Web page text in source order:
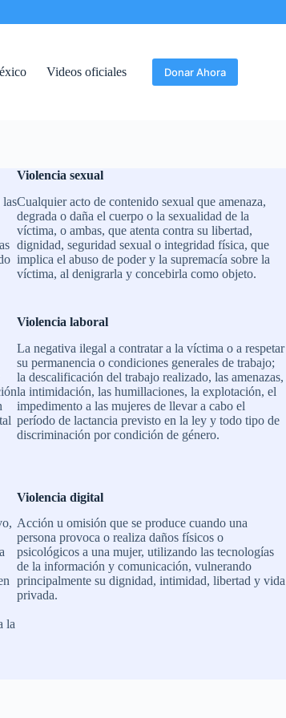
Videos oficiales Donar Ahora
las
Violencia sexual
Cualquier acto de contenido sexual que amenaza,
degrada o daña el cuerpo o la sexualidad de la
víctima, o ambas, que atenta contra su libertad,
dignidad, seguridad sexual o integridad física, que
implica el abuso de poder y la supremacía sobre la
víctima, al denigrarla y concebirla como objeto.
Violencia laboral
La negativa ilegal a contratar a la víctima o a respetar
su permanencia o condiciones generales de trabajo;
la descalificación del trabajo realizado, las amenazas,
la intimidación, las humillaciones, la explotación, el
impedimento a las mujeres de llevar a cabo el
período de lactancia previsto en la ley y todo tipo de
discriminación por condición de género.
la
Violencia digital
Acción u omisión que se produce cuando una
persona provoca o realiza daños físicos o
psicológicos a una mujer, utilizando las tecnologías
de la información y comunicación, vulnerando
principalmente su dignidad, intimidad, libertad y vida
privada.